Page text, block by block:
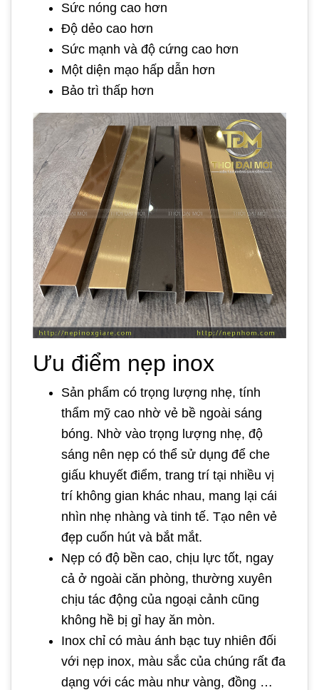
Sức nóng cao hơn
Độ dẻo cao hơn
Sức mạnh và độ cứng cao hơn
Một diện mạo hấp dẫn hơn
Bảo trì thấp hơn
Ưu điểm nẹp inox
Sản phẩm có trọng lượng nhẹ, tính
thẩm mỹ cao nhờ vẻ bề ngoài sáng
bóng. Nhờ vào trọng lượng nhẹ, độ
sáng nên nẹp có thể sử dụng để che
giấu khuyết điểm, trang trí tại nhiều vị
trí không gian khác nhau, mang lại cái
nhìn nhẹ nhàng và tinh tế. Tạo nên vẻ
đẹp cuốn hút và bắt mắt.
Nẹp có độ bền cao, chịu lực tốt, ngay
cả ở ngoài căn phòng, thường xuyên
chịu tác động của ngoại cảnh cũng
không hề bị gỉ hay ăn mòn.
Inox chỉ có màu ánh bạc tuy nhiên đối
với nẹp inox, màu sắc của chúng rất đa
dạng với các màu như vàng, đồng …